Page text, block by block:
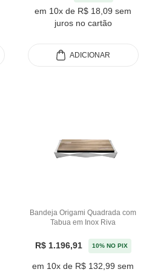
em 10x de R$ 18,09 sem
juros no cartão
ADICIONAR
Bandeja Origami Quadrada com
Tabua em Inox Riva
R$ 1.196,91 10% NO PIX
em 10x de R$ 132,99 sem